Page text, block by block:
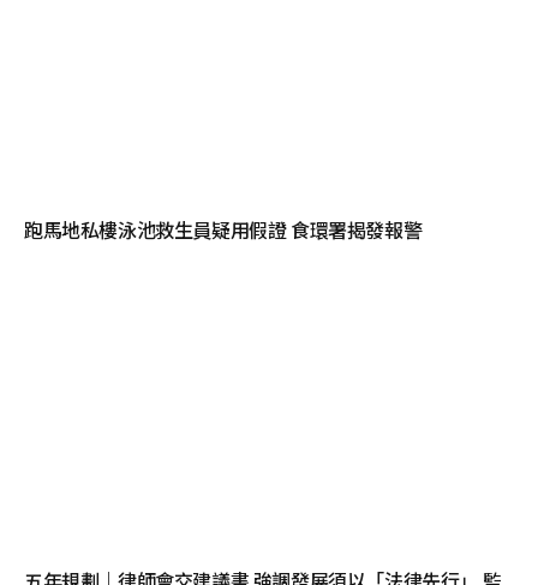
跑馬地私樓泳池救生員疑用假證 食環署揭發報警